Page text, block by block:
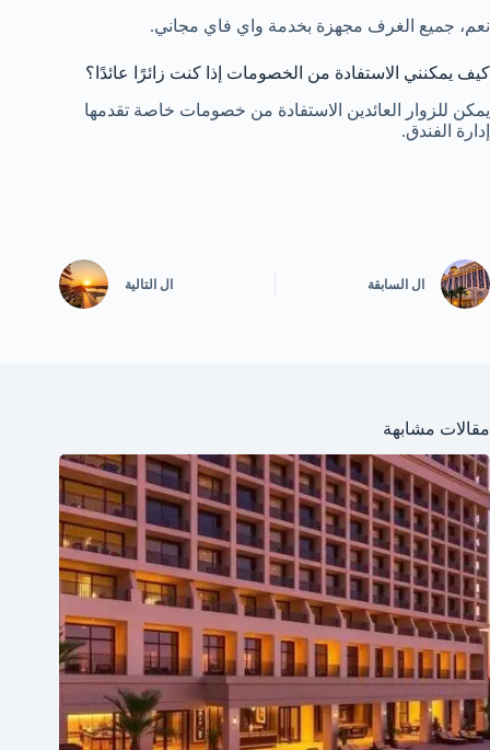
نعم، جميع الغرف مجهزة بخدمة واي فاي مجاني.
كيف يمكنني الاستفادة من الخصومات إذا كنت زائرًا عائدًا؟
يمكن للزوار العائدين الاستفادة من خصومات خاصة تقدمها
إدارة الفندق.
ال السابقة ال التالية
مقالات مشابهة